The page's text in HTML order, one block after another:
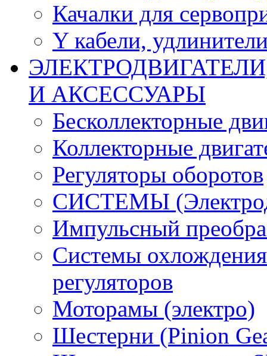
Качалки для
Y кабели,
И АКСЕССУАРЫ
Бесколлекторные
Коллекторные
Регуляторы оборотов
СИСТЕМЫ
Импульсный
Системы охлождения
регуляторов
Моторамы (электро)
Шестерни (Pinion